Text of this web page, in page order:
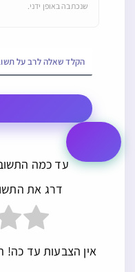
שנכתבה באופן ידני.
עד כמה
דרג את
אין הצבעות עד כה!